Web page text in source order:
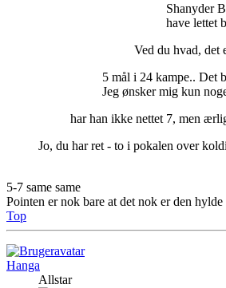
Shanyder
have lettet
Ved du hvad, det
5 mål i 24 kampe.. Det
Jeg ønsker mig kun
har han ikke nettet 7, men
Jo, du har ret - to i pokalen over
5-7 same same
Pointen er nok bare at det nok er den
Top
Hanga
Allstar